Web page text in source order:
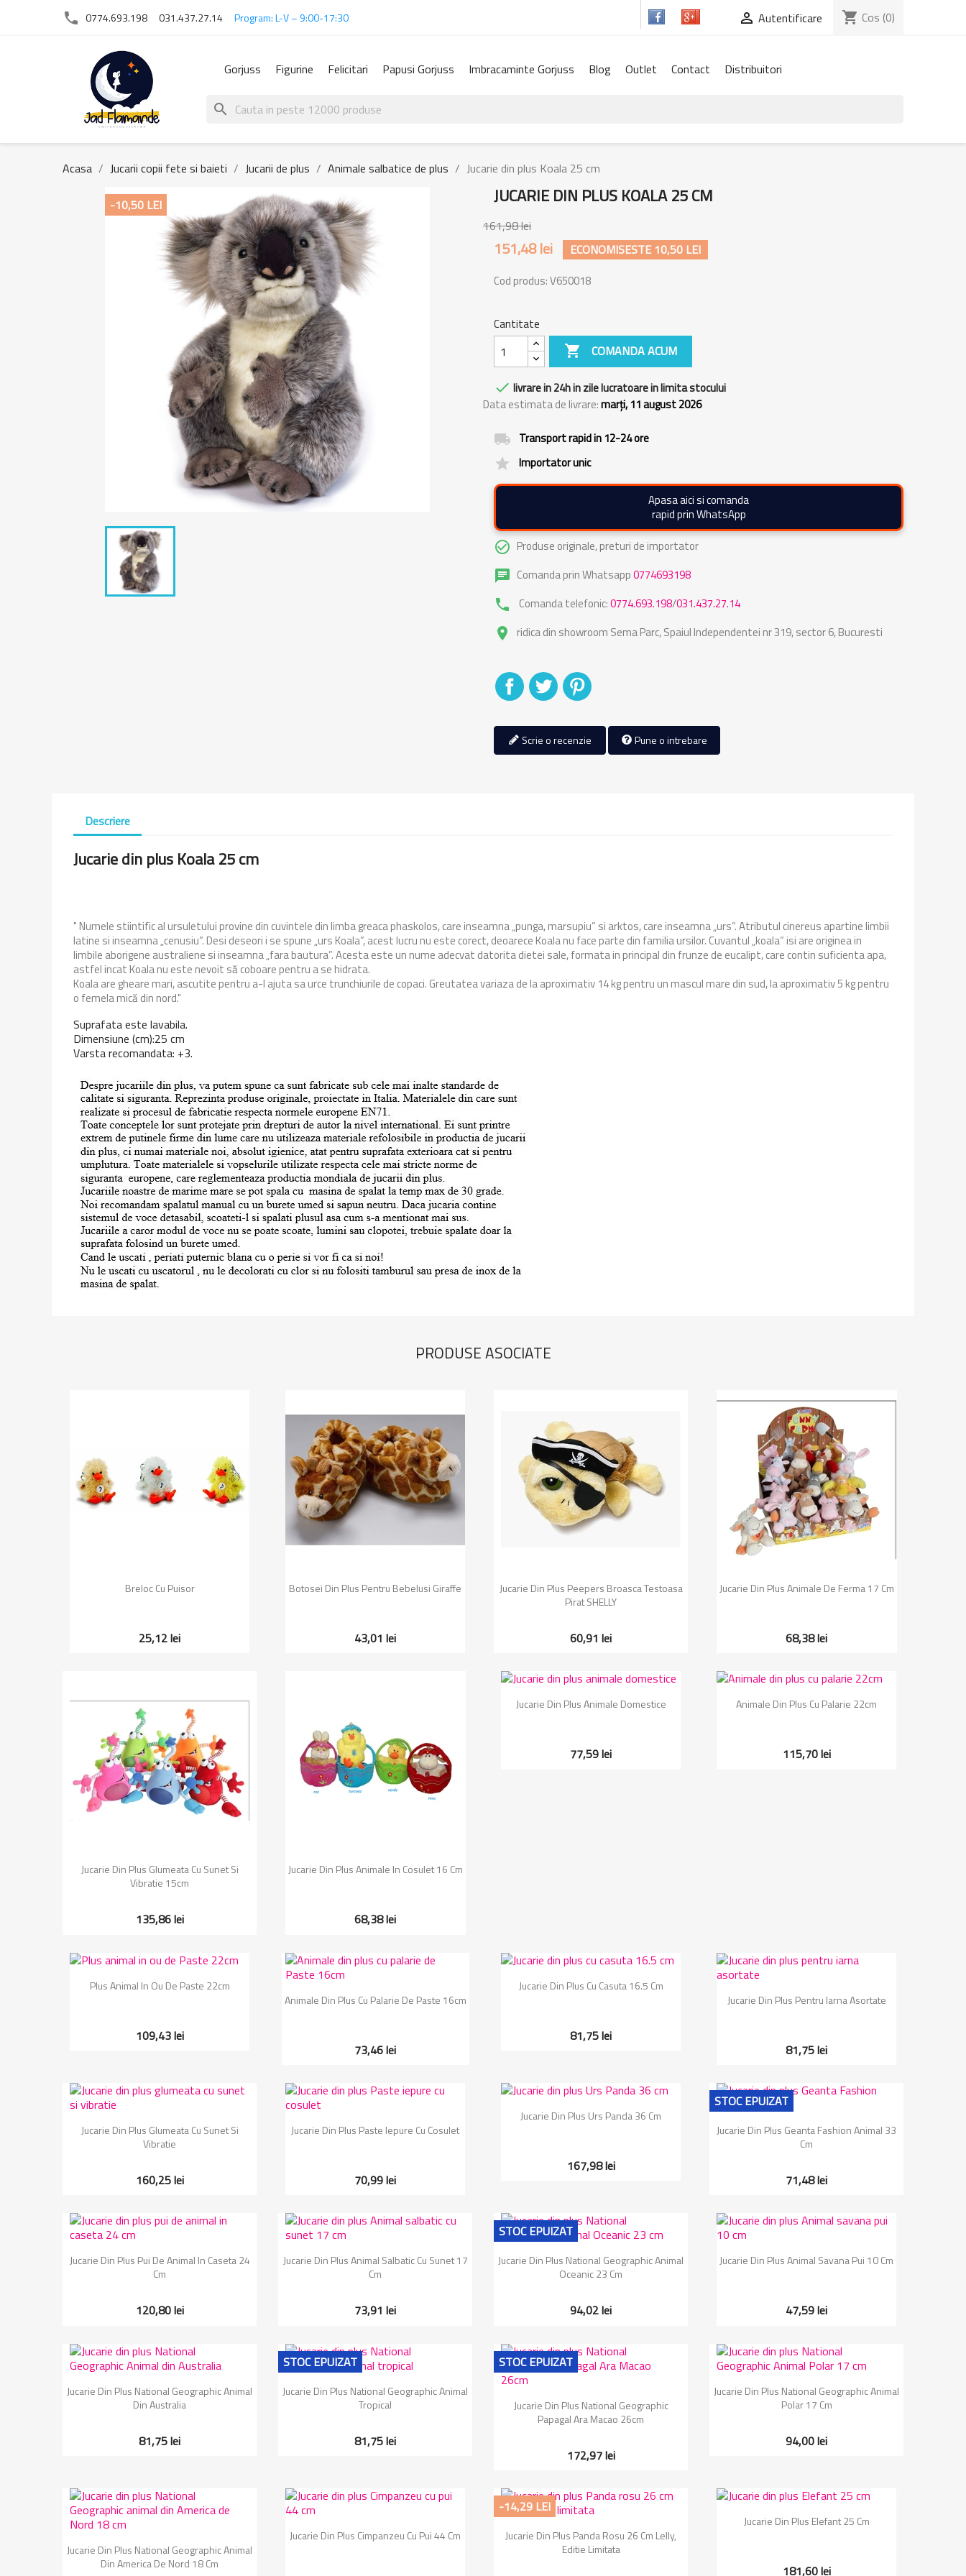
phone 0774.693.198 031.437.27.14 Program: L-V – 9:00-17:30  Autentificare shopping_cart Cos (0)
Gorjuss Figurine Felicitari Papusi Gorjuss Imbracaminte Gorjuss Blog Outlet Contact Distribuitori
search
Acasa Jucarii copii fete si baieti Jucarii de plus Animale salbatice de plus Jucarie din plus Koala 25 cm
-10,50 LEI JUCARIE DIN PLUS KOALA 25 CM
161,98 lei
151,48 lei ECONOMISESTE 10,50 LEI
Cod produs:V650018
Cantitate
 COMANDA ACUM
 livrare in 24h in zile lucratoare in limita stocului
Data estimata de livrare:marți, 11 august 2026
local_shipping Transport rapid in 12-24 ore
grade Importator unic
Apasa aici si comanda
rapid prin WhatsApp
check_circle_outline Produse originale, preturi de importator
chat Comanda prin Whatsapp0774693198
phone Comanda telefonic:0774.693.198/031.437.27.14
place ridica din showroom Sema Parc, Spaiul Independentei nr 319, sector 6, Bucuresti
DistribuitiTweet
Scrie o recenzie Pune o intrebare
Descriere
Jucarie din plus Koala 25 cm
" Numele stiintific al ursuletului provine din cuvintele din limba greaca phaskolos, care inseamna „punga, marsupiu” si arktos, care inseamna „urs”. Atributul cinereus apartine limbii
latine si inseamna „cenusiu”. Desi deseori i se spune „urs Koala”, acest lucru nu este corect, deoarece Koala nu face parte din familia ursilor. Cuvantul „koala” isi are originea in
limbile aborigene australiene si inseamna „fara bautura”. Acesta este un nume adecvat datorita dietei sale, formata in principal din frunze de eucalipt, care contin suficienta apa,
astfel incat Koala nu este nevoit să coboare pentru a se hidrata.
Koala are gheare mari, ascutite pentru a-l ajuta sa urce trunchiurile de copaci. Greutatea variaza de la aproximativ 14 kg pentru un mascul mare din sud, la aproximativ 5 kg pentru
o femela mică din nord."
Suprafata este lavabila.
Dimensiune (cm):25 cm
Varsta recomandata: +3.
PRODUSE ASOCIATE
Vizualizare rapida
Breloc Cu Puisor
25,12 lei
 Vizualizare rapida
Botosei Din Plus Pentru Bebelusi Giraffe
43,01 lei
Vizualizare rapida
Jucarie Din Plus Peepers Broasca Testoasa
Pirat SHELLY
60,91 lei
Vizualizare rapida
Jucarie Din Plus Animale De Ferma 17 Cm
68,38 lei
Vizualizare rapida
Jucarie Din Plus Glumeata Cu Sunet Si
Vibratie 15cm
135,86 lei
Vizualizare rapida
Jucarie Din Plus Animale In Cosulet 16 Cm
68,38 lei
Vizualizare rapida
Jucarie Din Plus Animale Domestice
77,59 lei
 Vizualizare rapida
Animale Din Plus Cu Palarie 22cm
115,70 lei
Vizualizare rapida
Plus Animal In Ou De Paste 22cm
109,43 lei
Vizualizare rapida
Animale Din Plus Cu Palarie De Paste 16cm
73,46 lei
Vizualizare rapida
Jucarie Din Plus Cu Casuta 16.5 Cm
81,75 lei
 Vizualizare rapida
Jucarie Din Plus Pentru Iarna Asortate
81,75 lei
Vizualizare rapida
Jucarie Din Plus Glumeata Cu Sunet Si
Vibratie
160,25 lei
Vizualizare rapida
Jucarie Din Plus Paste Iepure Cu Cosulet
70,99 lei
Vizualizare rapida
Jucarie Din Plus Urs Panda 36 Cm
167,98 lei
Vizualizare rapida
Jucarie Din Plus Geanta Fashion Animal 33
Cm
71,48 lei
STOC EPUIZAT
Vizualizare rapida
Jucarie Din Plus Pui De Animal In Caseta 24
Cm
120,80 lei
Vizualizare rapida
Jucarie Din Plus Animal Salbatic Cu Sunet 17
Cm
73,91 lei
Vizualizare rapida
Jucarie Din Plus National Geographic Animal
Oceanic 23 Cm
94,02 lei
STOC EPUIZAT
Vizualizare rapida
Jucarie Din Plus Animal Savana Pui 10 Cm
47,59 lei
Vizualizare rapida
Jucarie Din Plus National Geographic Animal
Din Australia
81,75 lei
Vizualizare rapida
Jucarie Din Plus National Geographic Animal
Tropical
81,75 lei
STOC EPUIZAT
Vizualizare rapida
Jucarie Din Plus National Geographic
Papagal Ara Macao 26cm
172,97 lei
STOC EPUIZAT
Vizualizare rapida
Jucarie Din Plus National Geographic Animal
Polar 17 Cm
94,00 lei
Vizualizare rapida
Jucarie Din Plus National Geographic Animal
Din America De Nord 18 Cm
Vizualizare rapida
Jucarie Din Plus Cimpanzeu Cu Pui 44 Cm Vizualizare rapida
Jucarie Din Plus Panda Rosu 26 Cm Lelly,
Editie Limitata
-14,29 LEI
 Vizualizare rapida
Jucarie Din Plus Elefant 25 Cm
181,60 lei